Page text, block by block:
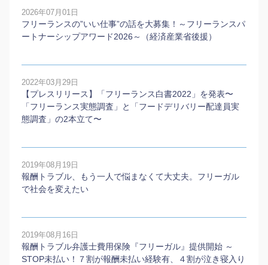
2026年07月01日
フリーランスの”いい仕事”の話を大募集！～フリーランスパ
ートナーシップアワード2026～（経済産業省後援）
2022年03月29日
【プレスリリース】「フリーランス白書2022」を発表〜
「フリーランス実態調査」と「フードデリバリー配達員実
態調査」の2本⽴て〜
2019年08月19日
報酬トラブル、もう一人で悩まなくて大丈夫。フリーガル
で社会を変えたい
2019年08月16日
報酬トラブル弁護士費用保険『フリーガル』提供開始 ～
STOP未払い！７割が報酬未払い経験有、４割が泣き寝入り